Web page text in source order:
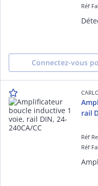
Réf
Connectez-vous
rail
Réf
Réf